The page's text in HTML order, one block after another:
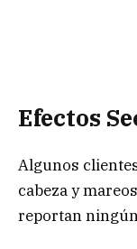
Efectos
Algunos
cabeza y
reportan